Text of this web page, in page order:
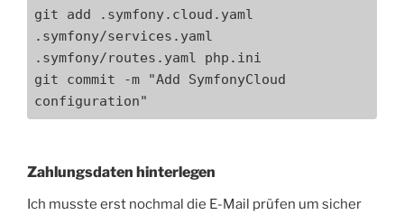
git add .symfony.cloud.yaml
.symfony/services.yaml
.symfony/routes.yaml php.ini
git commit -m "Add SymfonyCloud
configuration"
Zahlungsdaten hinterlegen
Ich musste erst nochmal die E-Mail prüfen um sicher